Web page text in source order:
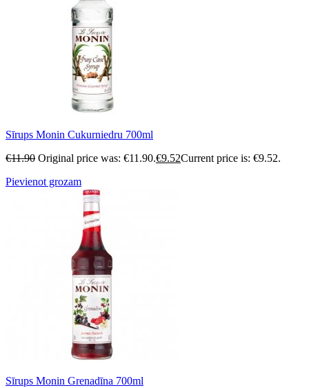
Sīrups Monin Cukurniedru 700ml
€11.90 Original price was: €11.90.€9.52Current price is: €9.52.
Pievienot grozam
Sīrups Monin Grenadīna 700ml